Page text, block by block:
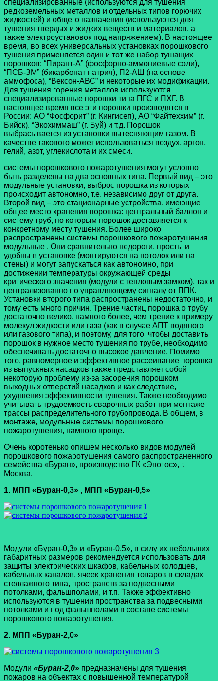
специализированные (используются для тушения
редкоземельных металлов и отдельных типов горючих
жидкостей) и общего назначения (используются для
тушения твердых и жидких веществ и материалов, а
также электроустановок под напряжением). В настоящее
время, во всех универсальных установках порошкового
тушения применяется один и тот же набор тушащих
порошков: “Пирант-А” (фосфорно-аммониевые соли),
“ПСБ-ЗМ” (бикарбонат натрия), П2-АШ (на основе
аммофоса), “Вексон-АВС” и некоторые их модификации.
Для тушения горения металлов используются
специализированные порошки типа ПГС и ПХГ. В
настоящее время все эти порошки производятся в
России: АО “Фосфорит” (г. Кингисеп), АО “Файтеххим” (г.
Бийск). “Экохиммаш” (г. Буй) и т.д. Порошок
выбрасывается из установки вытесняющим газом. В
качестве такового может использоваться воздух, аргон,
гелий, азот, углекислота и их смеси.
системы порошкового пожаротушения могут условно
быть разделены на два основных типа. Первый вид – это
модульные установки, выброс порошка из которых
происходит автономно, т.е. независимо друг от друга.
Второй вид – это стационарные устройства, имеющие
общее место хранения порошка: центральный баллон и
систему труб, по которым порошок доставляется к
конкретному месту тушения. Более широко
распространены системы порошкового пожаротушения
модульные . Они сравнительно недороги, просты и
удобны в установке (монтируются на потолок или на
стены) и могут запускаться как автономно, при
достижении температуры окружающей среды
критического значения (модули с тепловым замком), так и
централизованно по управляющему сигналу от ППК.
Установки второго типа распространены недостаточно, и
тому есть много причин. Трение частиц порошка о трубу
достаточно велико, намного более, чем трение к примеру
молекул жидкости или газа (как в случае АПТ водяного
или газового типа), и поэтому, для того, чтобы доставить
порошок в нужное место тушения по трубе, необходимо
обеспечивать достаточно высокое давление. Помимо
того, равномерное и эффективное рассеивание порошка
из выпускных насадков также представляет собой
некоторую проблему из-за засорения порошком
выходных отверстий насадков и как следствие,
ухудшения эффективности тушения. Также необходимо
учитывать трудоемкость сварочных работ при монтаже
трассы распределительного трубопровода. В общем, в
монтаже, модульные системы порошкового
пожаротушения, намного проще.
Очень коротенько опишем несколько видов модулей
порошкового пожаротушения самого распространенного
семейства «Буран», производство ГК «Эпотос», г.
Москва.
1. МПП «Буран-0,3» , МПП «Буран-0,5»
Модули «Буран-0,3» и «Буран-0,5», в силу их небольших
габаритных размеров рекомендуется использовать для
защиты электрических шкафов, кабельных колодцев,
кабельных каналов, ячеек хранения товаров в складах
стеллажного типа, пространств за подвесными
потолками, фальшполами, и т.п. Также эффективно
используются в тушении пространства за подвесными
потолками и под фальшполами в составе системы
порошкового пожаротушения.
2. МПП «Буран-2,0»
Модули «Буран-2,0» предназначены для тушения
пожаров на объектах с повышенной температурой